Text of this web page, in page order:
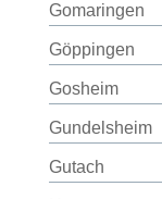
Gomaringen
Göppingen
Gosheim
Gundelsheim
Gutach